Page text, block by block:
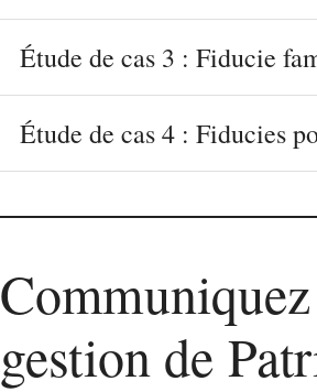
Étude de cas 3 : Fiducie
Étude de cas 4 : Fiducies
gestion de